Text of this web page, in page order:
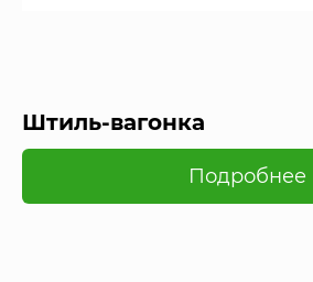
Штиль-вагонка
Подробнее